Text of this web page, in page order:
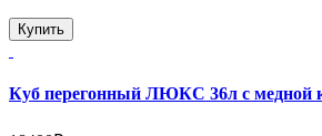
Купить
Куб перегонный ЛЮКС 36л с медной